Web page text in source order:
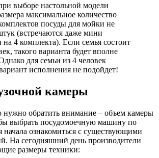
выборе настольной модели
максимальное количество
посуды для мойки не
(встречаются даже мини
4 комплекта). Если семья состоит
такого варианта будет вполне
для семьи из 4 человек
исполнения не подойдет!
камеры
обратить внимание – объем камеры
выбрать посудомоечную машину по
начала ознакомиться с существующими
На сегодняшний день производители
размеры техники: